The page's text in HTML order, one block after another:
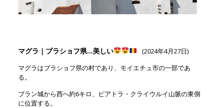
マグラ｜ブラショフ県…美しい
(2024年4月27日)
マグラはブラショフ県の村であり、モイエチュ市の一部であ
る。
ブラン城から西へ約6キロ、ピアトラ・クライウルイ山脈の東側
に位置する。